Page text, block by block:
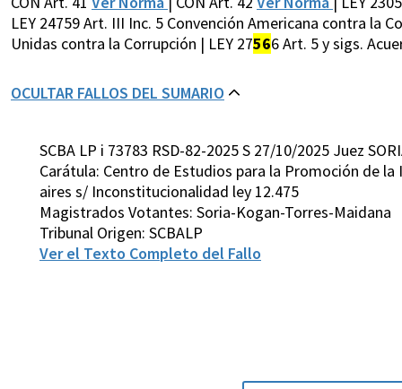
LEY 24759 Art. III Inc. 5 Convención Americana contra la
Unidas contra la Corrupción | LEY 27566 Art. 5 y sigs.
OCULTAR FALLOS DEL SUMARIO
SCBA LP i 73783 RSD-82-2025 S 27/10/2025 Juez
Carátula: Centro de Estudios para la Promoción de
aires s/ Inconstitucionalidad ley 12.475
Magistrados Votantes: Soria-Kogan-Torres-Maidana
Tribunal Origen: SCBALP
Ver el Texto Completo del Fallo